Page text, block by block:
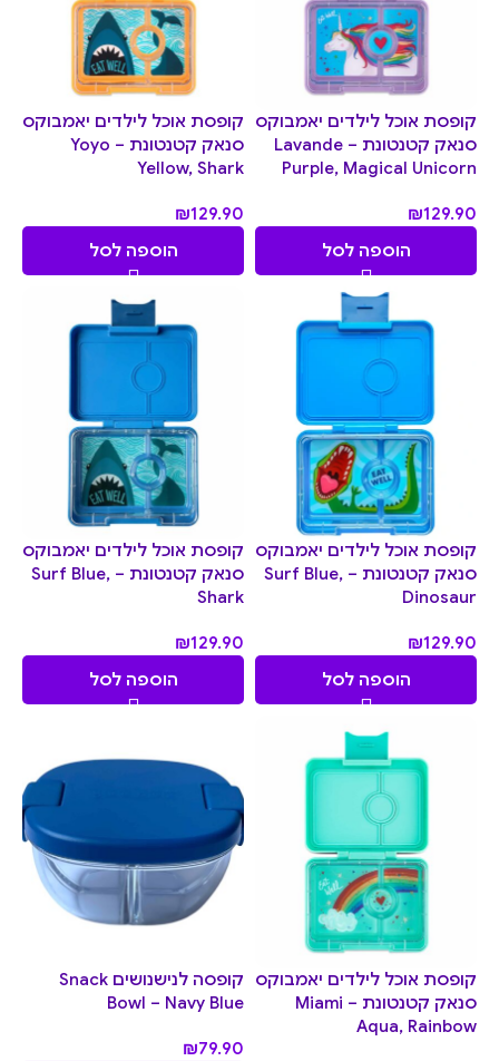
קופסת אוכל לילדים יאמבוקס
סנאק קטנטונת – Lavande
Purple, Magical Unicorn
₪129.90
הוספה לסל
קופסת אוכל לילדים יאמבוקס
סנאק קטנטונת – Yoyo
Yellow, Shark
₪129.90
הוספה לסל
קופסת אוכל לילדים יאמבוקס
סנאק קטנטונת – Surf Blue,
Dinosaur
₪129.90
הוספה לסל
קופסת אוכל לילדים יאמבוקס
סנאק קטנטונת – Surf Blue,
Shark
₪129.90
הוספה לסל
קופסת אוכל לילדים יאמבוקס
סנאק קטנטונת – Miami
Aqua, Rainbow
קופסה לנישנושים Snack
Bowl – Navy Blue
₪79.90